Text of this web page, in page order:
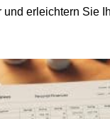
erleichtern Sie